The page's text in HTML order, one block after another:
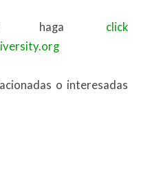
haga click
o interesadas